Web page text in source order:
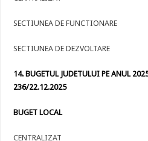
SECTIUNEA DE FUNCTIONARE
SECTIUNEA DE DEZVOLTARE
14. BUGETUL JUDETULUI PE ANUL
236/22.12.2025
BUGET LOCAL
CENTRALIZAT